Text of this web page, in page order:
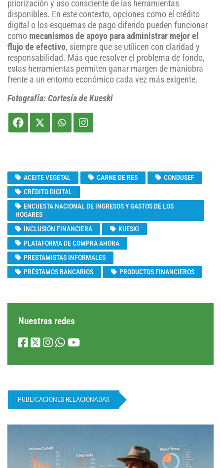
priorización y uso consciente de las herramientas
disponibles. En este contexto, opciones como el crédito
digital o los esquemas de pago diferido pueden funcionar
como mecanismos de apoyo para administrar mejor el
flujo de efectivo, siempre que se utilicen con claridad y
responsabilidad. Más que resolver el problema de fondo,
estas herramientas permiten ganar margen de maniobra
frente a un entorno económico cada vez más exigente.
Fotografía: Cortesía de Kueski
ACEITE VEGETAL CARNE DE RES
CONDUSEF
CRÉDITO DIGITAL
ENCUESTA NACIONAL DE INGRESOS Y GASTOS DE LOS
HOGARES
INCLUSIÓN FINANCIERA
KUESKI
PLATAFORMA DE COMPRA AHORA
PRESTAMISTAS INFORMALES
PRÉSTAMOS BANCARIOS
PRODUCTOS FINANCIEROS
Nuestras redes
PUBLICACIONES RELACIONADAS